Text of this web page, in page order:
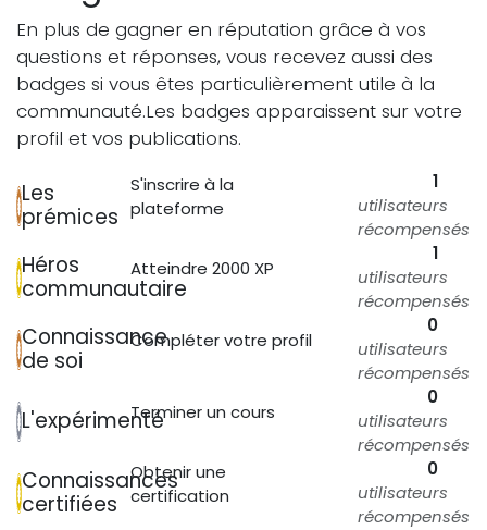
En plus de gagner en réputation grâce à vos
questions et réponses, vous recevez aussi des
badges si vous êtes particulièrement utile à la
communauté.Les badges apparaissent sur votre
profil et vos publications.
Les
prémices
S'inscrire à la
plateforme
1
utilisateurs
récompensés
Héros
communautaire
Atteindre 2000 XP
1
utilisateurs
récompensés
Connaissance
de soi
Compléter votre profil
0
utilisateurs
récompensés
L'expérimentéTerminer un cours
0
utilisateurs
récompensés
Connaissances
certifiées
Obtenir une
certification
0
utilisateurs
récompensés